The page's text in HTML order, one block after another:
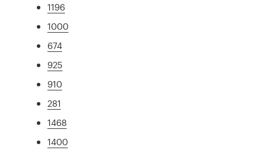
1196
1000
674
925
910
281
1468
1400